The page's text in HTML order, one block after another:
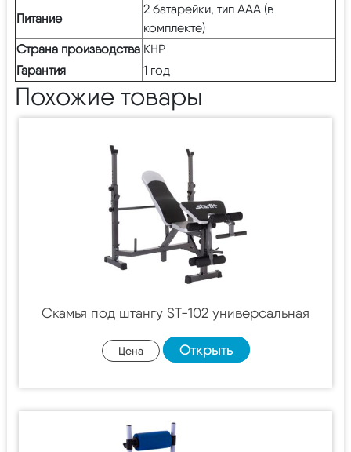
Питание
2 батарейки, тип ААА (в
комплекте)
Страна производства КНР
Гарантия
1 год
Похожие товары
Скамья под штангу ST-102 универсальная
Цена Открыть